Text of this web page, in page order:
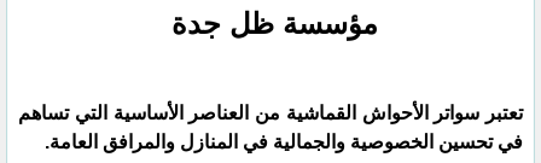
مؤسسة ظل جدة
تعتبر سواتر الأحواش القماشية من العناصر الأساسية التي تساهم
في تحسين الخصوصية والجمالية في المنازل والمرافق العامة.